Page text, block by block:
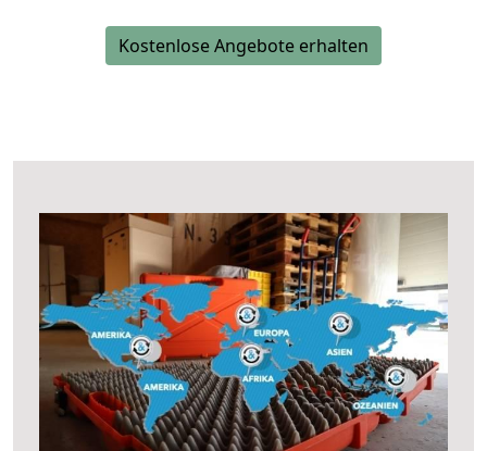
Kostenlose Angebote erhalten